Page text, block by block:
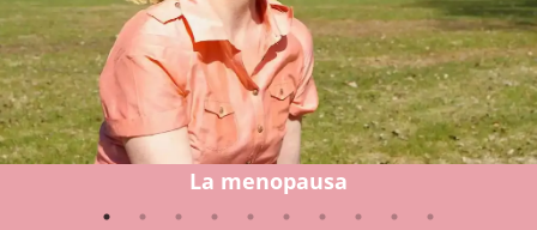
La menopausa